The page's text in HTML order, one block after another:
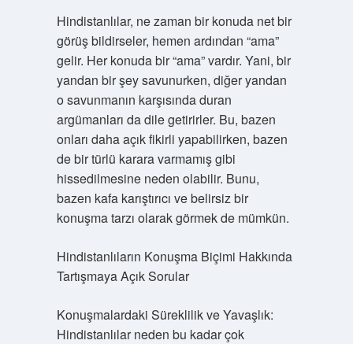
Hindistanlılar, ne zaman bir konuda net bir
görüş bildirseler, hemen ardından “ama”
gelir. Her konuda bir “ama” vardır. Yani, bir
yandan bir şey savunurken, diğer yandan
o savunmanın karşısında duran
argümanları da dile getirirler. Bu, bazen
onları daha açık fikirli yapabilirken, bazen
de bir türlü karara varmamış gibi
hissedilmesine neden olabilir. Bunu,
bazen kafa karıştırıcı ve belirsiz bir
konuşma tarzı olarak görmek de mümkün.
Hindistanlıların Konuşma Biçimi Hakkında
Tartışmaya Açık Sorular
Konuşmalardaki Süreklilik ve Yavaşlık:
Hindistanlılar neden bu kadar çok